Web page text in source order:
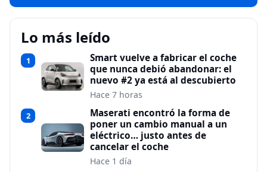
Lo más leído
1
Smart vuelve a fabricar el coche
que nunca debió abandonar: el
nuevo #2 ya está al descubierto
Hace 7 horas
2
Maserati encontró la forma de
poner un cambio manual a un
eléctrico… justo antes de
cancelar el coche
Hace 1 día